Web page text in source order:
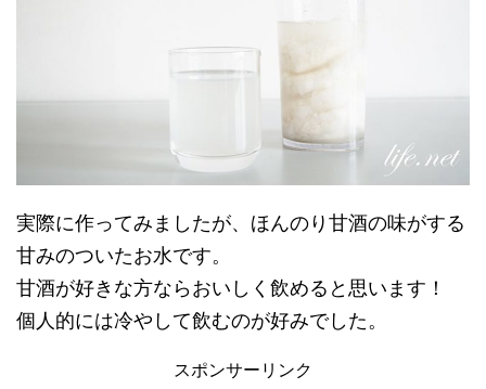
実際に作ってみましたが、ほんのり甘酒の味がする
甘みのついたお水です。
甘酒が好きな方ならおいしく飲めると思います！
個人的には冷やして飲むのが好みでした。
スポンサーリンク